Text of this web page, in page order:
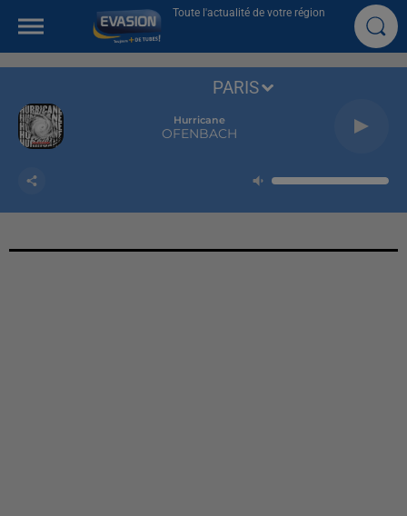
Toute l'actualité de votre région
Hurricane
OFENBACH
PARIS